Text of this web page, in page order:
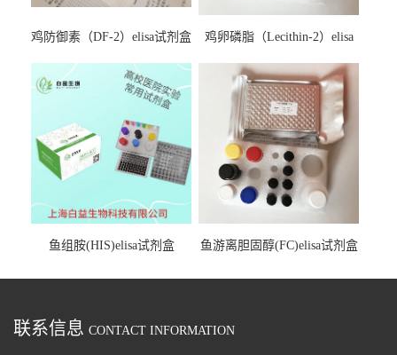
鸡防御素（DF-2）elisa试剂盒
鸡卵磷脂（Lecithin-2）elisa
鱼组胺(HIS)elisa试剂盒 鱼游离胆固醇(FC)elisa试剂盒
联系信息 CONTACT INFORMATION